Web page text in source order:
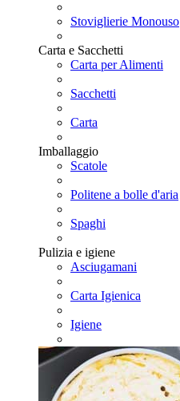
Stoviglierie Monouso
Carta e Sacchetti
Carta per Alimenti
Sacchetti
Carta
Imballaggio
Scatole
Politene a bolle d'aria
Spaghi
Pulizia e igiene
Asciugamani
Carta Igienica
Igiene